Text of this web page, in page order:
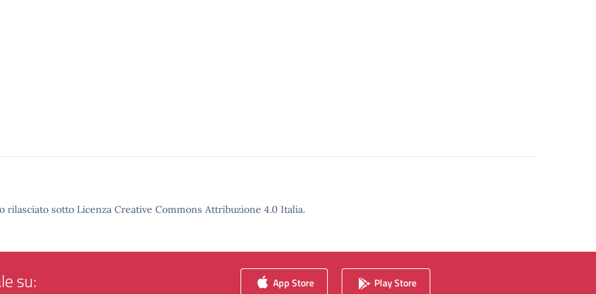
sotto Licenza Creative Commons Attribuzione 4.0 Italia.
su: App Store Play Store